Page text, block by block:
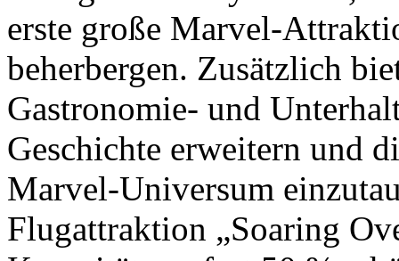
erste große Marvel-
beherbergen. Zusätzlich
Gastronomie- und
Geschichte erweitern und
Marvel-Universum
Flugattraktion „Soaring